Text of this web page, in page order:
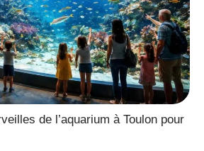
de l’aquarium à Toulon pour